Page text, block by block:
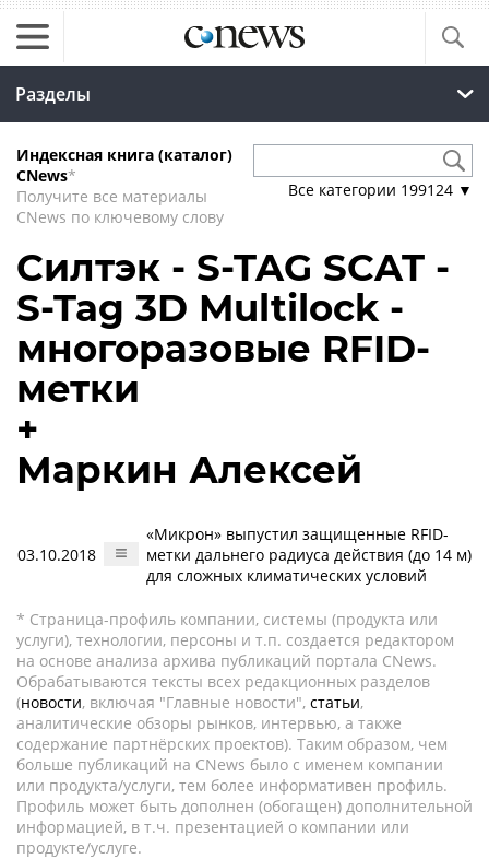
Разделы
Индексная книга (каталог)
CNews*
Получите все материалы
CNews по ключевому слову
Все категории 199124 ▼
Силтэк - S-TAG SCAT -
S-Tag 3D Multilock -
многоразовые RFID-
метки
+
Маркин Алексей
03.10.2018
«Микрон» выпустил защищенные RFID-
метки дальнего радиуса действия (до 14 м)
для сложных климатических условий
* Страница-профиль компании, системы (продукта или
услуги), технологии, персоны и т.п. создается редактором
на основе анализа архива публикаций портала CNews.
Обрабатываются тексты всех редакционных разделов
(новости, включая "Главные новости", статьи,
аналитические обзоры рынков, интервью, а также
содержание партнёрских проектов). Таким образом, чем
больше публикаций на CNews было с именем компании
или продукта/услуги, тем более информативен профиль.
Профиль может быть дополнен (обогащен) дополнительной
информацией, в т.ч. презентацией о компании или
продукте/услуге.